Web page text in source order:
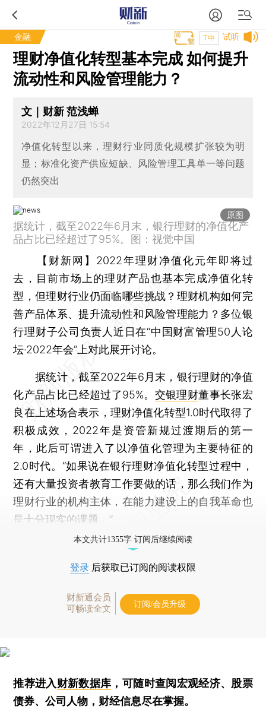
金融 试听
T中
理财净值化转型基本完成 如何提升
流动性和风险管理能力？
文｜财新 范浅蝉
2022年12月27日 15:54
净值化转型以来，理财行业同质化规模扩张较为明
显；标准化资产供应短缺、风险管理工具单一等问题
仍然突出
原图
据统计，截至2022年6月末，银行理财的净值化产
品占比已经超过了95%。图：视觉中国
【财新网】 2022年理财净值化元年即将过
去，目前市场上的理财产品也基本完成净值化转
型，但理财行业仍面临哪些挑战？理财机构如何完
善产品体系、提升流动性和风险管理能力？多位银
行理财子公司负责人近日在“中国财富管理50人论
坛·2022年会”上对此展开讨论。
据统计，截至2022年6月末，银行理财的净值
化产品占比已经超过了95%。 交银理财董事长张宏
良在上述场合表示，理财净值化转型1.0时代取得了
积极成效，2022年是资管新规过渡期后的第一
年，此后可谓进入了以净值化管理为主要特征的
2.0时代。“如果说在银行理财净值化转型过程中，
还有大量投资者教育工作要做的话，那么我们作为
理财行业的机构主体，在能力建设上的自我革命也
是十分现实的课题。”
本文共计1355字 订阅后继续阅读
登录 后获取已订阅的阅读权限
财新通会员
可畅读全文
订阅/会员升级
推荐进入财新数据库 ，可随时查阅宏观经济、股票
债券、公司人物，财经信息尽在掌握。